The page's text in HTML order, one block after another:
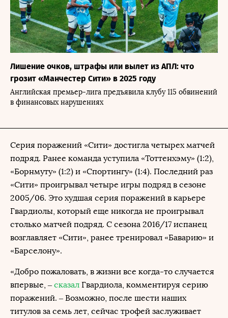
Лишение очков, штрафы или вылет из АПЛ: что
грозит «Манчестер Сити» в 2025 году
Английская премьер-лига предъявила клубу 115 обвинений
в финансовых нарушениях
Серия поражений «Сити» достигла четырех матчей
подряд. Ранее команда уступила «Тоттенхэму» (1:2),
«Борнмуту» (1:2) и «Спортингу» (1:4). Последний раз
«Сити» проигрывал четыре игры подряд в сезоне
2005/06. Это худшая серия поражений в карьере
Гвардиолы, который еще никогда не проигрывал
столько матчей подряд. С сезона 2016/17 испанец
возглавляет «Сити», ранее тренировал «Баварию» и
«Барселону».
«Добро пожаловать, в жизни все когда-то случается
впервые, – сказал Гвардиола, комментируя серию
поражений. – Возможно, после шести наших
титулов за семь лет, сейчас трофей заслуживает